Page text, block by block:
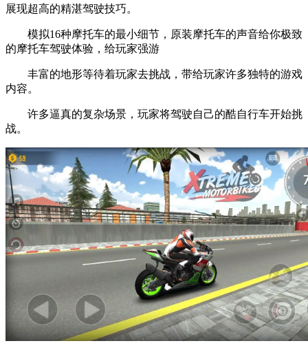
展现超高的精湛驾驶技巧。
模拟16种摩托车的最小细节，原装摩托车的声音给你极致
的摩托车驾驶体验，给玩家强游
丰富的地形等待着玩家去挑战，带给玩家许多独特的游戏
内容。
许多逼真的复杂场景，玩家将驾驶自己的酷自行车开始挑
战。